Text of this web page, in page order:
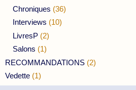
Chroniques (36)
Interviews (10)
LivresP (2)
Salons (1)
RECOMMANDATIONS (2)
Vedette (1)